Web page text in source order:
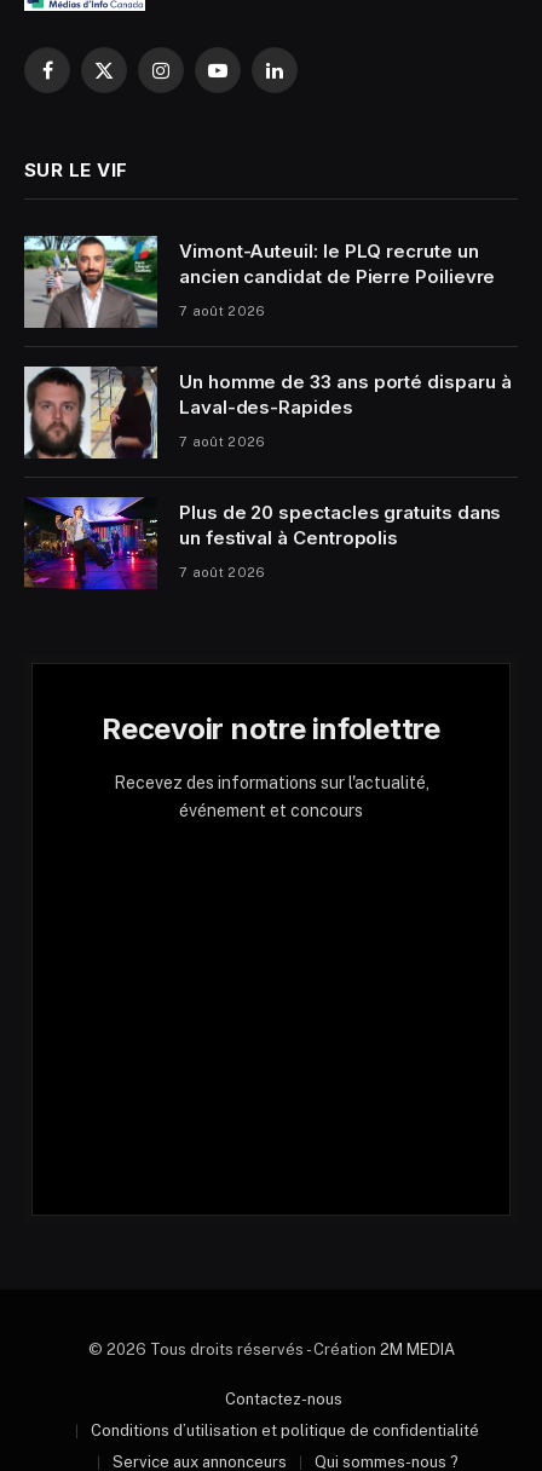
Facebook
X
InstagramYouTubeLinkedIn
SUR LE VIF
Vimont-Auteuil: le PLQ recrute un
ancien candidat de Pierre Poilievre
7 août 2026
Un homme de 33 ans porté disparu à
Laval-des-Rapides
7 août 2026
Plus de 20 spectacles gratuits dans
un festival à Centropolis
7 août 2026
Recevoir notre infolettre
Recevez des informations sur l'actualité,
événement et concours
© 2026 Tous droits réservés - Création 2M MEDIA
Contactez-nous
Conditions d’utilisation et politique de confidentialité
Service aux annonceurs
Qui sommes-nous ?